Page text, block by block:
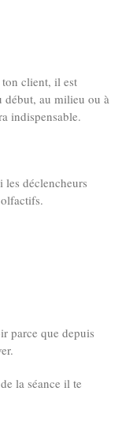
ton client, il est
début, au milieu ou à
indispensable.
déclencheurs
parce que depuis
la séance il te